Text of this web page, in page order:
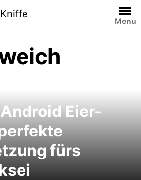
Menu
Eier-
fürs